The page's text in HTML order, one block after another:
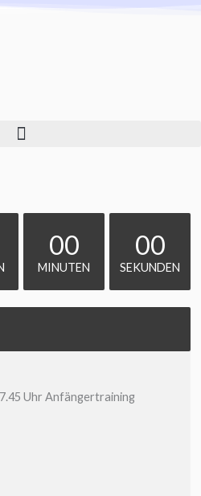
00
MINUTEN
00
SEKUNDEN
Uhr Anfängertraining